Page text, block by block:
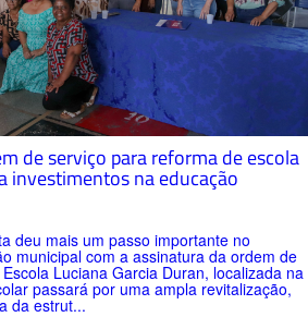
de serviço para reforma de escola
investimentos na educação
deu mais um passo importante no
municipal com a assinatura da ordem de
Luciana Garcia Duran, localizada na
passará por uma ampla revitalização,
da estrut...